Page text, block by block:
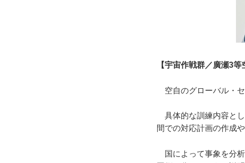
【宇宙作戦群／廣瀬3等
空自のグローバル・セ
具体的な訓練内容とし
間での対応計画の作成
国によって事象を分